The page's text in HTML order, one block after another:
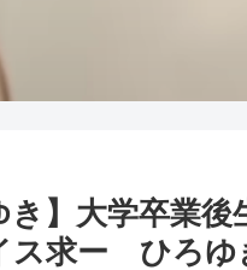
き】大学卒業
ス求ー ひろ